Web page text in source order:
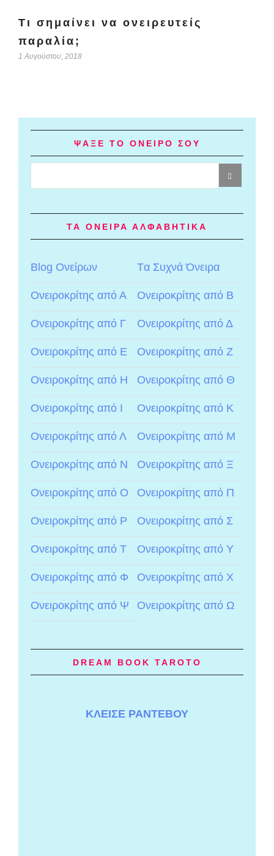
Τι σημαίνει να ονειρευτείς
παραλία;
1 Αυγούστου, 2018
ΨΑΞΕ ΤΟ ΟΝΕΙΡΟ ΣΟΥ
ΤΑ ΟΝΕΙΡΑ ΑΛΦΑΒΗΤΙΚΑ
Blog Ονείρων Tα Συχνά Όνειρα
Ονειροκρίτης από Α Ονειροκρίτης από Β
Ονειροκρίτης από Γ Ονειροκρίτης από Δ
Ονειροκρίτης από Ε Ονειροκρίτης από Ζ
Ονειροκρίτης από Η Ονειροκρίτης από Θ
Ονειροκρίτης από Ι Ονειροκρίτης από Κ
Ονειροκρίτης από Λ Ονειροκρίτης από Μ
Ονειροκρίτης από Ν Ονειροκρίτης από Ξ
Ονειροκρίτης από Ο Ονειροκρίτης από Π
Ονειροκρίτης από Ρ Ονειροκρίτης από Σ
Ονειροκρίτης από Τ Ονειροκρίτης από Υ
Ονειροκρίτης από Φ Ονειροκρίτης από Χ
Ονειροκρίτης από Ψ Ονειροκρίτης από Ω
DREAM BOOK TAROTO
ΚΛΕΙΣΕ ΡΑΝΤΕΒΟΥ